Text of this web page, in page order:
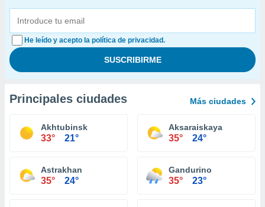
He leído y acepto la política de privacidad.
Principales ciudades Más ciudades
Akhtubinsk
33° 21°
Aksaraiskaya
35° 24°
Astrakhan
35° 24°
Gandurino
35° 23°